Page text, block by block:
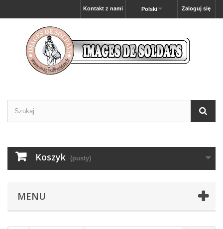
Zaloguj się
Polski
Kontakt z nami
Koszyk (pusty)
MENU